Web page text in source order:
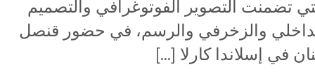
تضمنت التصوير الفوتوغرافي والتصميم
والزخرفي والرسم، في حضور قنصل
في إسلاندا كارلا […]